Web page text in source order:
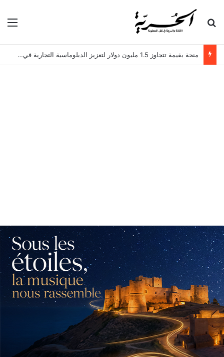
بحث عن
منحة بقيمة تتجاوز 1.5 مليون دولار لتعزيز الدبلوماسية التجارية في تونس!